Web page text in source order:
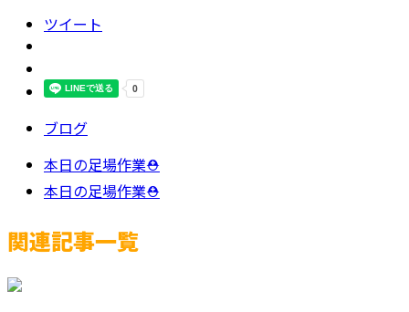
ツイート
ブログ
本日の足場作業⛑
本日の足場作業⛑
関連記事一覧